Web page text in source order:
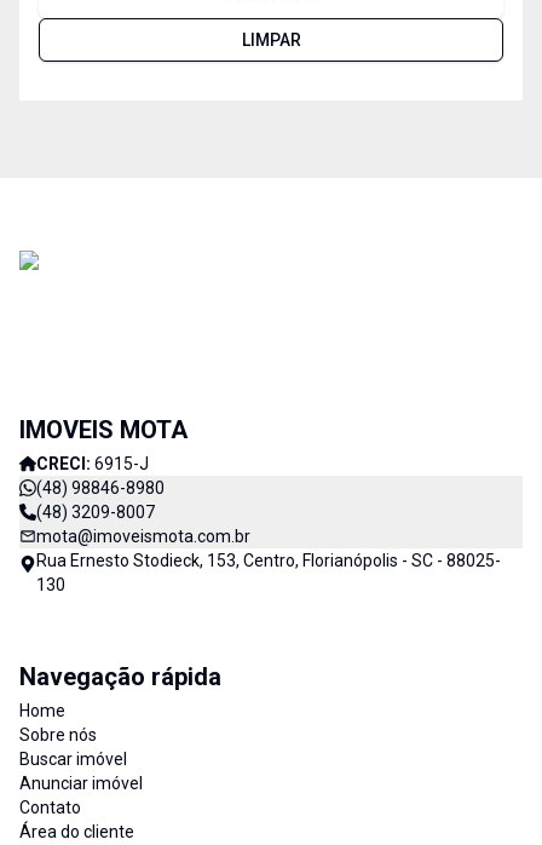
LIMPAR
IMOVEIS MOTA
CRECI: 6915-J
(48) 98846-8980
(48) 3209-8007
mota@imoveismota.com.br
Rua Ernesto Stodieck, 153, Centro, Florianópolis - SC - 88025-
130
Navegação rápida
Home
Sobre nós
Buscar imóvel
Anunciar imóvel
Contato
Área do cliente